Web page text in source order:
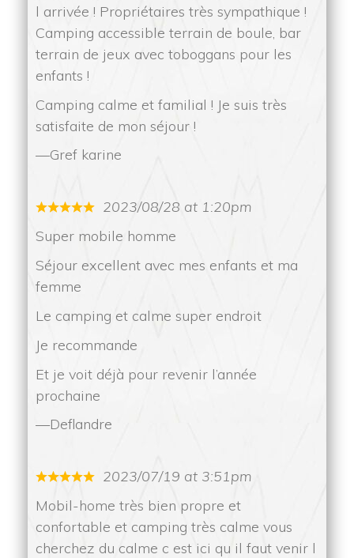
l arrivée ! Propriétaires très sympathique !
Camping accessible terrain de boule, bar
terrain de jeux avec toboggans pour les
enfants !
Camping calme et familial ! Je suis très
atisfaite de mon séjour !
Gref karine
2023/08/28 at 1:20pm
Super mobile homme
Séjour excellent avec mes enfants et ma
femme
Le camping et calme super endroit
Je recommande
Et je voit déjà pour revenir l’année
prochaine
Deflandre
2023/07/19 at 3:51pm
Mobil-home très bien propre et
confortable et camping très calme vous
cherchez du calme c est ici qu il faut venir l